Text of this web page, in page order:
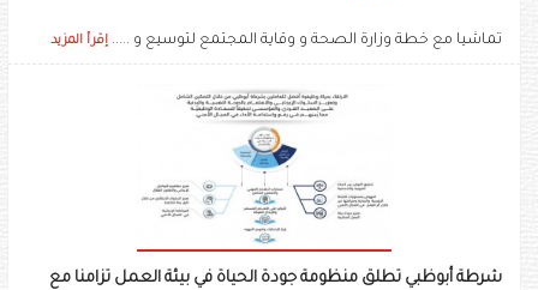
إقرأ المزيد
شرطة أبوظبي تطلق منظومة جودة الحياة في بيئة العمل تزامنا مع